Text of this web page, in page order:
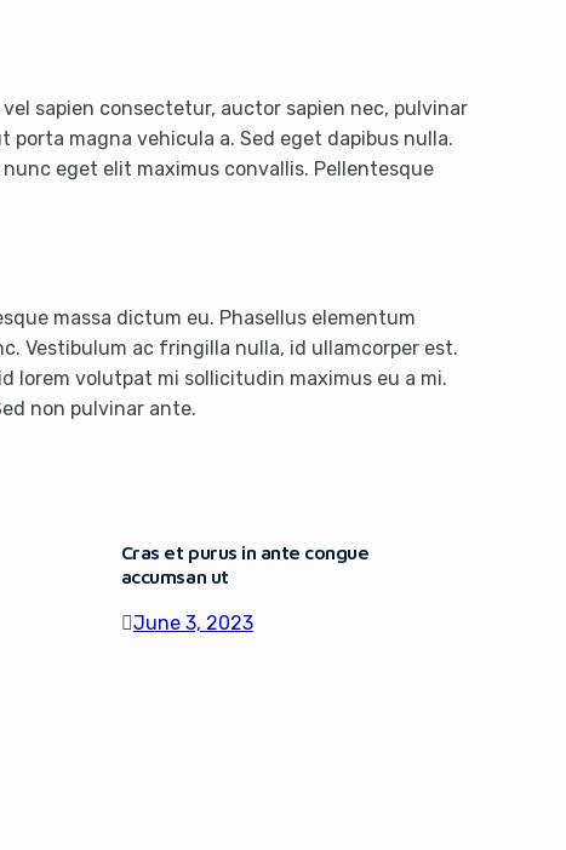
sapien consectetur, auctor sapien nec, pulvinar
magna vehicula a. Sed eget dapibus nulla.
eget elit maximus convallis. Pellentesque
massa dictum eu. Phasellus elementum
Vestibulum ac fringilla nulla, id ullamcorper est.
lorem volutpat mi sollicitudin maximus eu a mi.
non pulvinar ante.
Cras et purus in ante congue
accumsan ut
June 3, 2023